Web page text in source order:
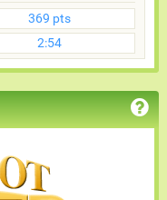
369 pts
2:54